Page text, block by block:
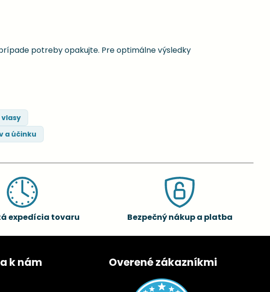
potreby opakujte. Pre optimálne výsledky
vlasy
a účinku
expedícia tovaru Bezpečný nákup a platba
k nám Overené zákazníkmi